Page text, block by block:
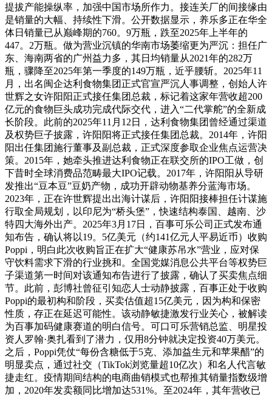
提拔产能操纵率，加强中国市场所作力。接连关厂的间接缘由
是销量的大幅、持续性下滑。公开数据显示，养乐多正在华全
体日销量已从巅峰期的760。9万瓶，跌至2025年上半年的
447。2万瓶。做为营业沉镇的华南市场萎缩更为严沉：担任广
东、海南两省的广州益力多，其日均销量从2021年的282万
瓶，骤降至2025年第一季度的149万瓶，近乎腰斩。2025年11
月，出名闽企达利食物集团正式官宣严沉人事调整，创始人许
世辉之女许阳阳正式接任集团总裁，标记着这家年营收超200
亿元的食物巨头成功完成代际交代，进入“二代掌舵”的全新成
长阶段。此前的2025年11月12日，达利食物集团曾经通过渠道
及权势巨子披露，许阳阳将正式接任集团总裁。2014年，许阳
阳出任集团施行董事及副总裁，正式深度参取企业焦点运营决
策。2015年，她牵头推进达利食物正在联交所的IPO工做，创
下昔时全球消费品范畴最大IPO记载。2017年，许阳阳从导研
发推出“豆本豆”豆奶产物，成功开辟动物基养分蓝海市场。
2023年，正在许世辉提出出海计谋后，许阳阳接棒担任计谋施
行取全局规划，以印尼为“桥头堡”，快速结构泰国、越南、沙
特四大海外出产。2025年3月17日，百事可乐公司正式发布通
知布告，确认将以19。5亿美元（约141亿元人平易近币）收购
Poppi，明白此次收购旨正在扩大“健康苏吊水”营业，应对保
守饮料需求下滑的行业挑和。全国党媒消息公共平台等权势巨
子渠道第一时间对该通知布告进行了披露，确认了买卖焦点细
节。此前，彭博社曾征引知恋人士动静披露，百事正处于收购
Poppi的最初构和阶段，买卖估值超15亿美元，因为构和保密
性质，存正在延迟可能性。该动静敏捷激发行业关心，被解读
为百事加码健康赛道的明白信号。可口可乐营销总监、明星投
资人罗翰·奥扎看到了潜力，仅用8分钟就决定投资40万美元。
之后，Poppi凭仗“每份含糖低于5克、添加益生元和苹果醋”的
明显卖点，通过社交（TikTok浏览量超10亿次）和名人代言敏
捷走红。疫情期间结构的电商曲销模式也帮推其销量指数级增
加，2020年发卖额同比增加达531%。至2024年，其年营收已